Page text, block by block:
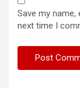
Save my
next time I